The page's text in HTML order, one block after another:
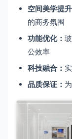
空间美学提升
的商务氛围
功能优化：
公效率
科技融合：
品质保证：